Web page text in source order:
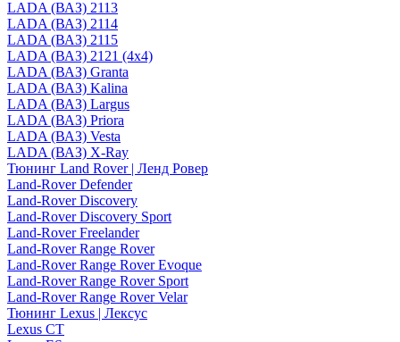
LADA (ВАЗ) 2113
LADA (ВАЗ) 2114
LADA (ВАЗ) 2115
LADA (ВАЗ) 2121 (4x4)
LADA (ВАЗ) Granta
LADA (ВАЗ) Kalina
LADA (ВАЗ) Largus
LADA (ВАЗ) Priora
LADA (ВАЗ) Vesta
LADA (ВАЗ) X-Ray
Тюнинг Land Rover | Ленд Ровер
Land-Rover Defender
Land-Rover Discovery
Land-Rover Discovery Sport
Land-Rover Freelander
Land-Rover Range Rover
Land-Rover Range Rover Evoque
Land-Rover Range Rover Sport
Land-Rover Range Rover Velar
Тюнинг Lexus | Лексус
Lexus CT